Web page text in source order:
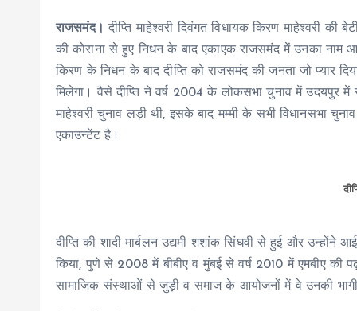
राजसमंद।दीप्ति माहेश्वरी दिवंगत विधायक किरण माहेश्वरी
की कोराना से हुए निधन के बाद एकाएक राजसमंद में उनका नाम
किरण के निधन के बाद दीप्ति को राजसमंद की जनता जो प्यार
मिलेगा। वैसे दीप्ति ने वर्ष 2004 के लोकसभा चुनाव में उदयपुर
माहेश्वरी चुनाव लड़ी थी, इसके बाद मम्मी के सभी विधानसभा
एकाउन्टेंट है।
दीप्ति की शादी मार्बलन उद्यमी शशांक सिंघवी से हुई और उन्होंने
किया, पुणे से 2008 में बीबीए व मुंबई से वर्ष 2010 में एमबीए की
सामाजिक संस्थाओं से जुड़ी व समाज के आयोजनों में वे उनकी